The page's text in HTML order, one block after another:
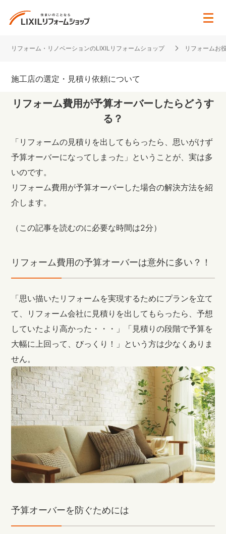
住宅リフォーム・リノベーション専門のLIXILリフォームショ
リフォーム・リノベーションのLIXILリフォームショップ リフォームお
施工店の選定・見積り依頼について
リフォーム費用が予算オーバーしたらどうす
る？
「リフォームの見積りを出してもらったら、思いがけず
予算オーバーになってしまった」ということが、実は多
いのです。
リフォーム費用が予算オーバーした場合の解決方法を紹
介します。
（この記事を読むのに必要な時間は2分）
リフォーム費用の予算オーバーは意外に多い？！
「思い描いたリフォームを実現するためにプランを立て
て、リフォーム会社に見積りを出してもらったら、予想
していたより高かった・・・」「見積りの段階で予算を
大幅に上回って、びっくり！」という方は少なくありま
せん。
予算オーバーを防ぐためには